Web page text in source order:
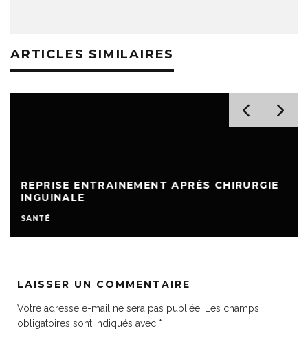
ARTICLES SIMILAIRES
REPRISE ENTRAINEMENT APRÈS CHIRURGIE
INGUINALE
SANTÉ
LAISSER UN COMMENTAIRE
Votre adresse e-mail ne sera pas publiée.
Les champs
obligatoires sont indiqués avec *